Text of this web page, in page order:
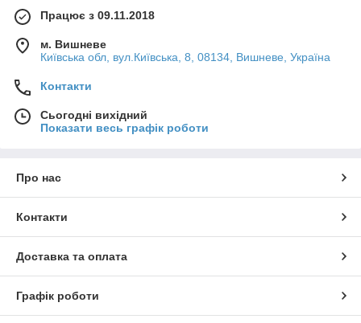
Працює з 09.11.2018
м. Вишневе
Київська обл, вул.Київська, 8, 08134, Вишневе, Україна
Контакти
Сьогодні вихідний
Показати весь графік роботи
Про нас
Контакти
Доставка та оплата
Графік роботи